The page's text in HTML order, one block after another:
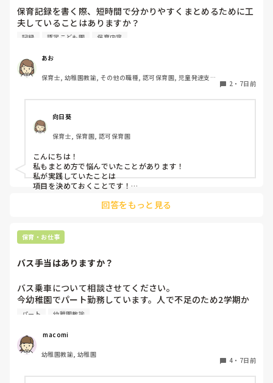
子どもってすごい力を持っているので自分のことをわかってく
れるいつも寄り添ってくれるとわかってくれる先生の話は聞い
てくれると思いますよ。なので手遊びや隙間時間に子どもの気
持ちを惹きつけるゲームなど保育のレパートリーがたくさんあ
子ども達は楽しそうと思ったところに集まったり気持ちを集中
させたり話を聞いてくれると思うので先生自身楽しく保育して
くださいね。
綺麗事ばかり言いましたが実際の現場は戦場ですよね（ ; ; ）
保育記録を書く際、短時間で分かりやすくまとめるために工
夫していることはありますか？
観察したことが多い日は、どのように優先順位をつけて記録
みなさんの方法を教えていただきたいです！
記録 認定こども園 保育内容
あお
保育士, 幼稚園教諭, その他の職種, 認可保育園, 児童発達支援
2 ・ 7日前
向日葵
保育士, 保育園, 認可保育園
こんにちは！
私もまとめ方で悩んでいたことがあります！
私が実践していたことは
項目を決めておくことです！
・どんな遊びが好きか苦手か
などです！
それに加えて
回答をもっと見る
保育・お仕事
バス手当はありますか？
バス乗車について相談させてください。
今幼稚園でパート勤務しています。人で不足のため2学期か
らはバスにも乗ってほしいと言われてます。同じパートの先
果的にそう言うことを言わない私にバス乗車の話がやってき
ました。バスに乗る場合はバス手当があるものなのでしょう
か？？？
パート 幼稚園教諭
macomi
幼稚園教諭, 幼稚園
4 ・ 7日前